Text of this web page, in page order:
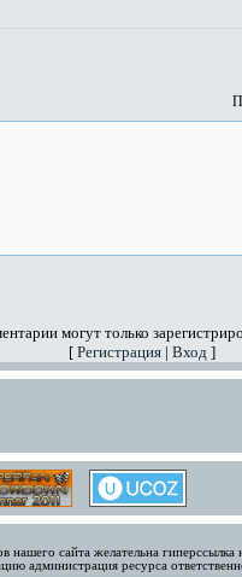
могут только
[ Регистрация | Вход ]
нашего сайта желательна
администрация ресурса